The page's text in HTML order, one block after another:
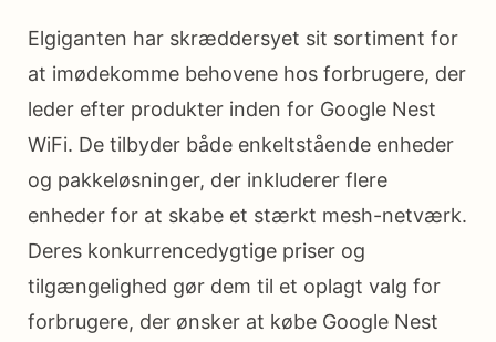
Elgiganten har skræddersyet sit sortiment for
at imødekomme behovene hos forbrugere, der
leder efter produkter inden for Google Nest
WiFi. De tilbyder både enkeltstående enheder
og pakkeløsninger, der inkluderer flere
enheder for at skabe et stærkt mesh-netværk.
Deres konkurrencedygtige priser og
tilgængelighed gør dem til et oplagt valg for
forbrugere, der ønsker at købe Google Nest